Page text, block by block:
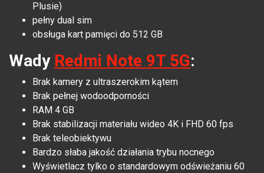
Plusie)
pełny dual sim
obsługa kart pamięci do 512 GB
Wady Redmi Note 9T 5G:
Brak kamery z ultraszerokim kątem
Brak pełnej wodoodporności
RAM 4 GB
Brak stabilizacji materiału wideo 4K i FHD 60 fps
Brak teleobiektywu
Bardzo słaba jakość działania trybu nocnego
Wyświetlacz tylko o standardowym odświeżaniu 60